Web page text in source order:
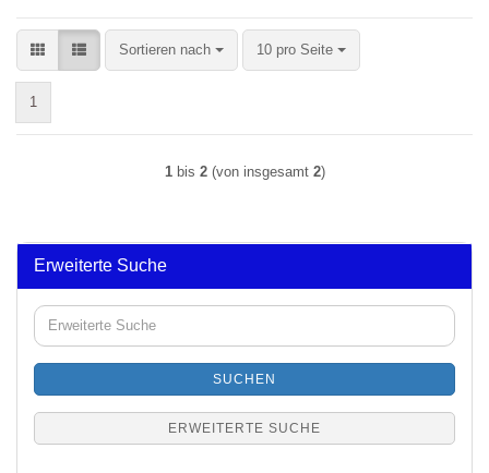
Sortieren nach
Sortieren nach 10 pro Seite
pro Seite
1
1bis 2(von insgesamt 2)
Erweiterte Suche
Erweiterte
Suche
SUCHEN
ERWEITERTE SUCHE